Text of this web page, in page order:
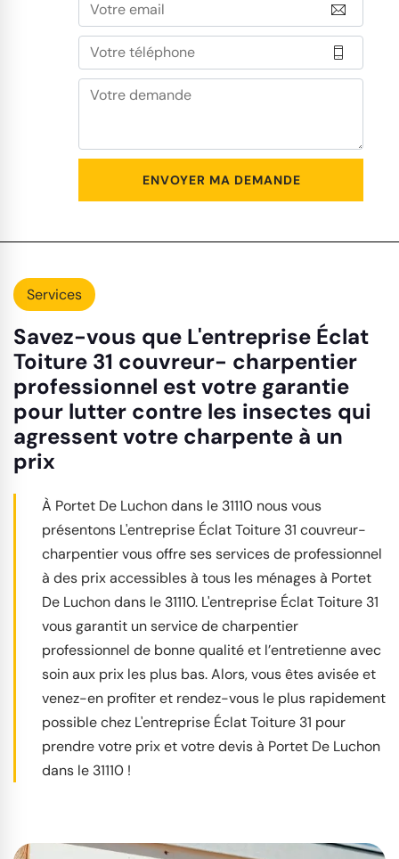
Services
Savez-vous que L'entreprise Éclat
Toiture 31 couvreur- charpentier
professionnel est votre garantie
pour lutter contre les insectes qui
agressent votre charpente à un
prix
À Portet De Luchon dans le 31110 nous vous
présentons L'entreprise Éclat Toiture 31 couvreur-
charpentier vous offre ses services de professionnel
à des prix accessibles à tous les ménages à Portet
De Luchon dans le 31110. L'entreprise Éclat Toiture 31
vous garantit un service de charpentier
professionnel de bonne qualité et l’entretienne avec
soin aux prix les plus bas. Alors, vous êtes avisée et
venez-en profiter et rendez-vous le plus rapidement
possible chez L'entreprise Éclat Toiture 31 pour
prendre votre prix et votre devis à Portet De Luchon
dans le 31110 !